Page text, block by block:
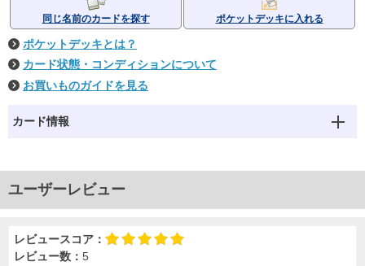
同じ名前のカードを探す ポケットデッキに入れる
ポケットデッキとは？
カード状態・コンディションについて
お買いものガイドを見る
カード情報
ユーザーレビュー
レビュースコア：
レビュー数： 5